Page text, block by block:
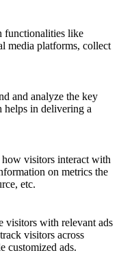
functionalities like
media platforms, collect
and analyze the key
helps in delivering a
visitors interact with
on metrics the
etc.
visitors with relevant ads
visitors across
customized ads.